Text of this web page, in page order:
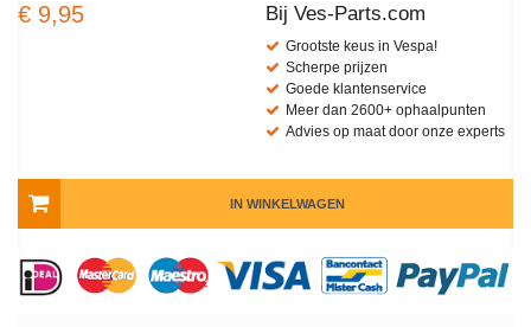
€ 9,95 Bij Ves-Parts.com
Grootste keus in Vespa!
Scherpe prijzen
Goede klantenservice
Meer dan 2600+ ophaalpunten
Advies op maat door onze experts
IN WINKELWAGEN